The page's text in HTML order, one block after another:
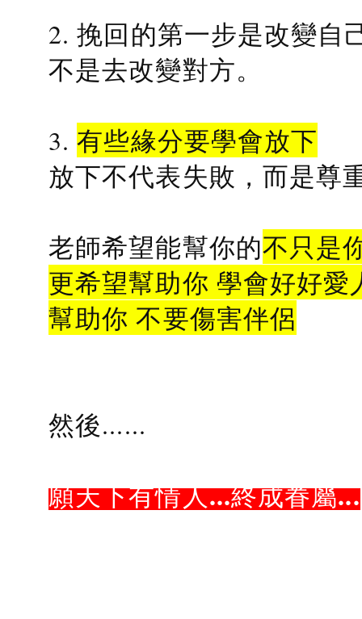
2. 挽回的第一步是改變自
不是去改變對方。
3.有些緣分要學會放下
放下不代表失敗，而是尊
老師希望能幫你的不只是
更希望幫助你 學會好好愛
幫助你 不要傷害伴侶
然後......
願天下有情人...終成眷屬...